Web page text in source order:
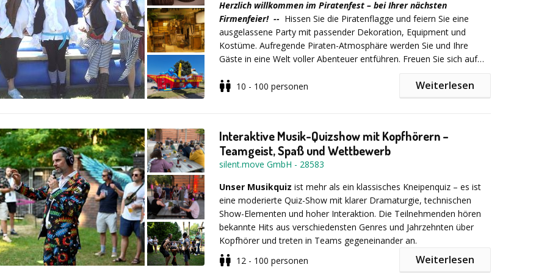
garantiert, während jeder versucht, seine Grenzen zu überwinden.
Herzlich willkommen im Piratenfest – bei Ihrer nächsten
Firmenfeier! -- Hissen Sie die Piratenflagge und feiern Sie eine
ausgelassene Party mit passender Dekoration, Equipment und
Kostüme. Aufregende Piraten-Atmosphäre werden Sie und Ihre
Gäste in eine Welt voller Abenteuer entführen. Freuen Sie sich auf
- Haileiter
- Tau ziehen
- Säbel fangen
10 - 100 personen Weiterlesen
Interaktive Musik-Quizshow mit Kopfhörern –
Teamgeist, Spaß und Wettbewerb
silent.move GmbH - 28583
Unser Musikquiz ist mehr als ein klassisches Kneipenquiz – es ist
eine moderierte Quiz-Show mit klarer Dramaturgie, technischen
Show-Elementen und hoher Interaktion. Die Teilnehmenden hören
bekannte Hits aus verschiedensten Genres und Jahrzehnten über
Kopfhörer und treten in Teams gegeneinander an.
12 - 100 personen Weiterlesen